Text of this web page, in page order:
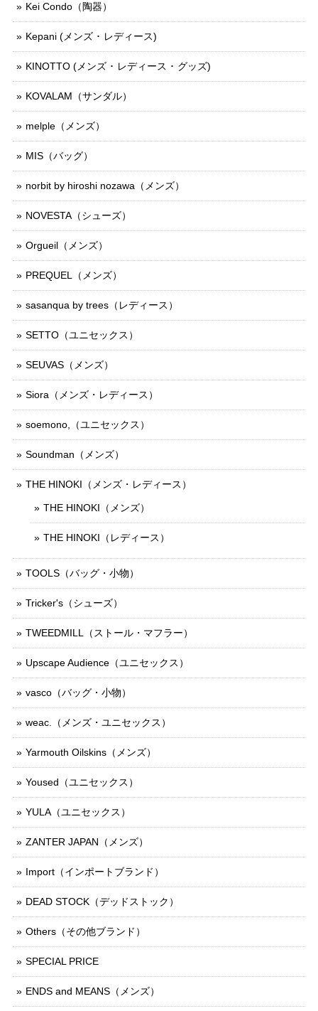
Kei Condo（陶器）
Kepani (メンズ ･ レディース)
KINOTTO (メンズ ･ レディース ･ グッズ)
KOVALAM（サンダル）
melple（メンズ）
MIS（バッグ）
norbit by hiroshi nozawa（メンズ）
NOVESTA（シューズ）
Orgueil（メンズ）
PREQUEL（メンズ）
sasanqua by trees（レディース）
SETTO（ユニセックス）
SEUVAS（メンズ）
Siora（メンズ・レディース）
soemono,（ユニセックス）
Soundman（メンズ）
THE HINOKI（メンズ・レディース）
THE HINOKI（メンズ）
THE HINOKI（レディース）
TOOLS（バッグ・小物）
Tricker's（シューズ）
TWEEDMILL（ストール・マフラー）
Upscape Audience（ユニセックス）
vasco（バッグ・小物）
weac.（メンズ・ユニセックス）
Yarmouth Oilskins（メンズ）
Yoused（ユニセックス）
YULA（ユニセックス）
ZANTER JAPAN（メンズ）
Import（インポートブランド）
DEAD STOCK（デッドストック）
Others（その他ブランド）
SPECIAL PRICE
ENDS and MEANS（メンズ）